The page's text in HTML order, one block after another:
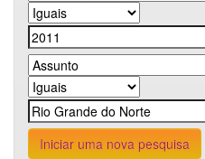
Iniciar uma nova pesquisa